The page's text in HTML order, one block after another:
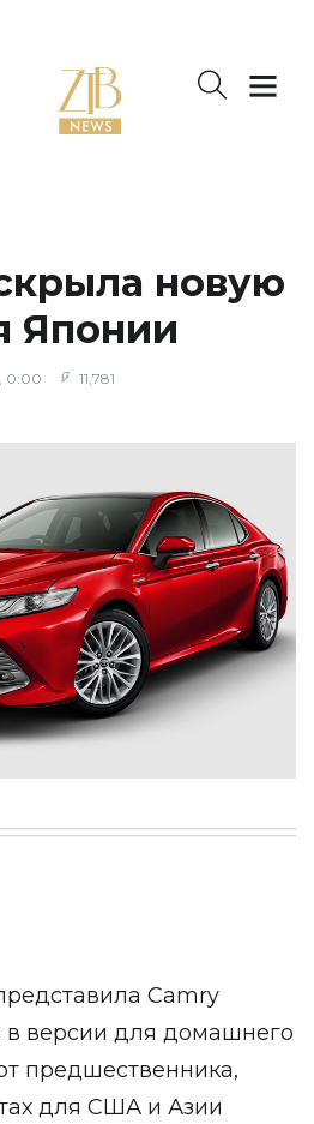
новую
Японии
0:00 11,781
Camry
в версии для домашнего
предшественника,
для США и Азии